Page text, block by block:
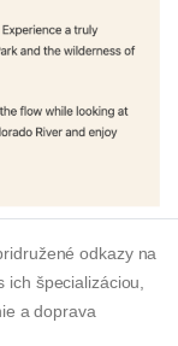
odkazy na
špecializáciou,
a doprava